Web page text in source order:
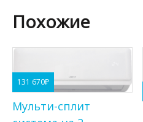
Похожие
131 670₽
Мульти-сплит